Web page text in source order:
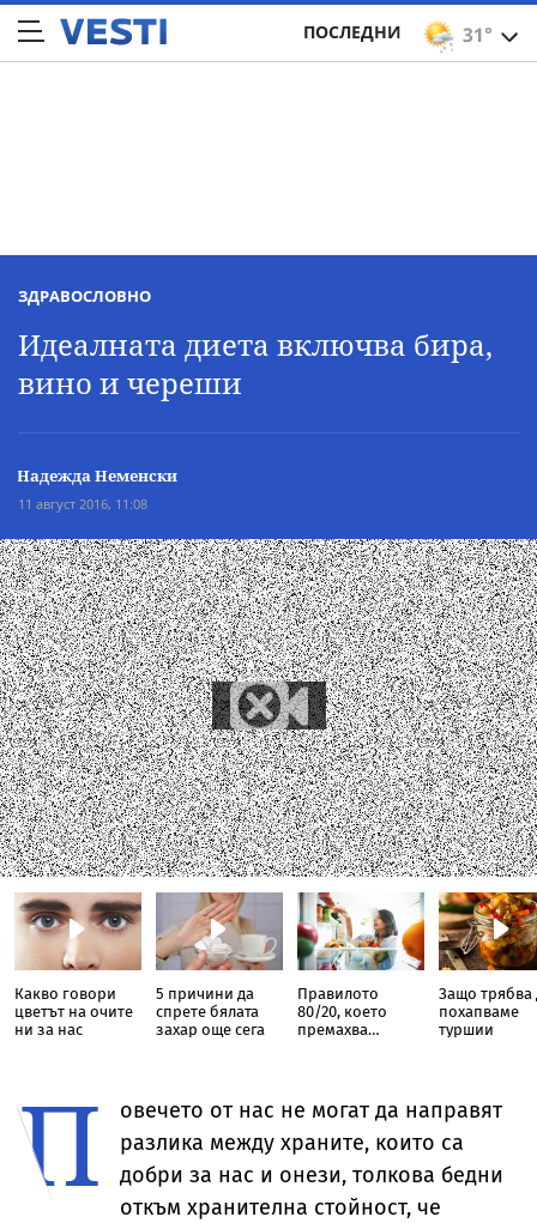
31°
ПОСЛЕДНИ
ЗДРАВОСЛОВНО
Идеалната диета включва бира,
вино и череши
Надежда Неменски
11 август 2016, 11:08
Какво говори
цветът на очите
ни за нас
5 причини да
спрете бялата
захар още сега
Правилото
80/20, което
премахва
Защо трябва
похапваме
туршии
П
овечето от нас не могат да направят
разлика между храните, които са
добри за нас и онези, толкова бедни
откъм хранителна стойност, че